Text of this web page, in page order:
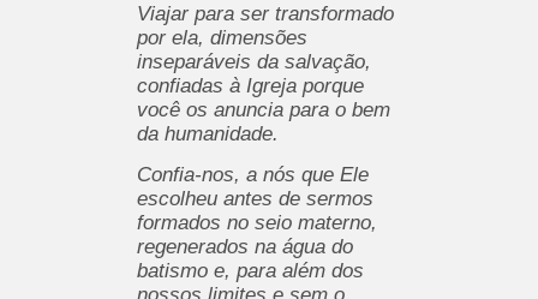
Viajar para ser transformado
por ela, dimensões
inseparáveis ​​da salvação,
confiadas à Igreja porque
você os anuncia para o bem
da humanidade.
Confia-nos, a nós que Ele
escolheu antes de sermos
formados no seio materno,
regenerados na água do
batismo e, para além dos